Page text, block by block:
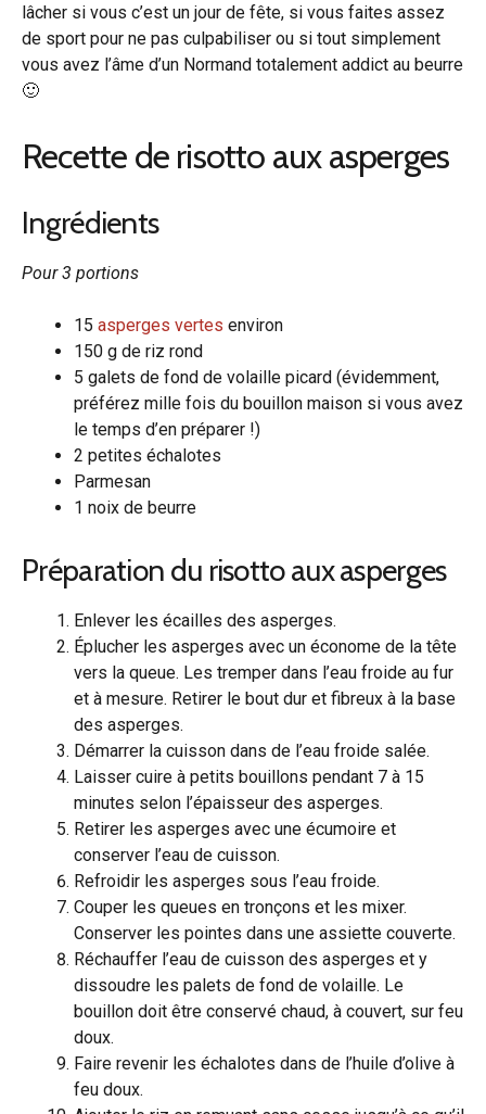
lâcher si vous c’est un jour de fête, si vous faites assez
de sport pour ne pas culpabiliser ou si tout simplement
vous avez l’âme d’un Normand totalement addict au beurre
🙂
Recette de risotto aux asperges
Ingrédients
Pour 3 portions
15 asperges vertes environ
150 g de riz rond
5 galets de fond de volaille picard (évidemment,
préférez mille fois du bouillon maison si vous avez
le temps d’en préparer !)
2 petites échalotes
Parmesan
1 noix de beurre
Préparation du risotto aux asperges
Enlever les écailles des asperges.
Éplucher les asperges avec un économe de la tête
vers la queue. Les tremper dans l’eau froide au fur
et à mesure. Retirer le bout dur et fibreux à la base
des asperges.
Démarrer la cuisson dans de l’eau froide salée.
Laisser cuire à petits bouillons pendant 7 à 15
minutes selon l’épaisseur des asperges.
Retirer les asperges avec une écumoire et
conserver l’eau de cuisson.
Refroidir les asperges sous l’eau froide.
Couper les queues en tronçons et les mixer.
Conserver les pointes dans une assiette couverte.
Réchauffer l’eau de cuisson des asperges et y
dissoudre les palets de fond de volaille. Le
bouillon doit être conservé chaud, à couvert, sur feu
doux.
Faire revenir les échalotes dans de l’huile d’olive à
feu doux.